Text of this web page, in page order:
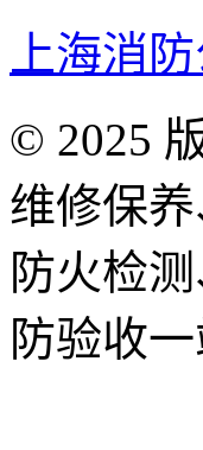
上海消
© 2025
维修保
防火检
防验收